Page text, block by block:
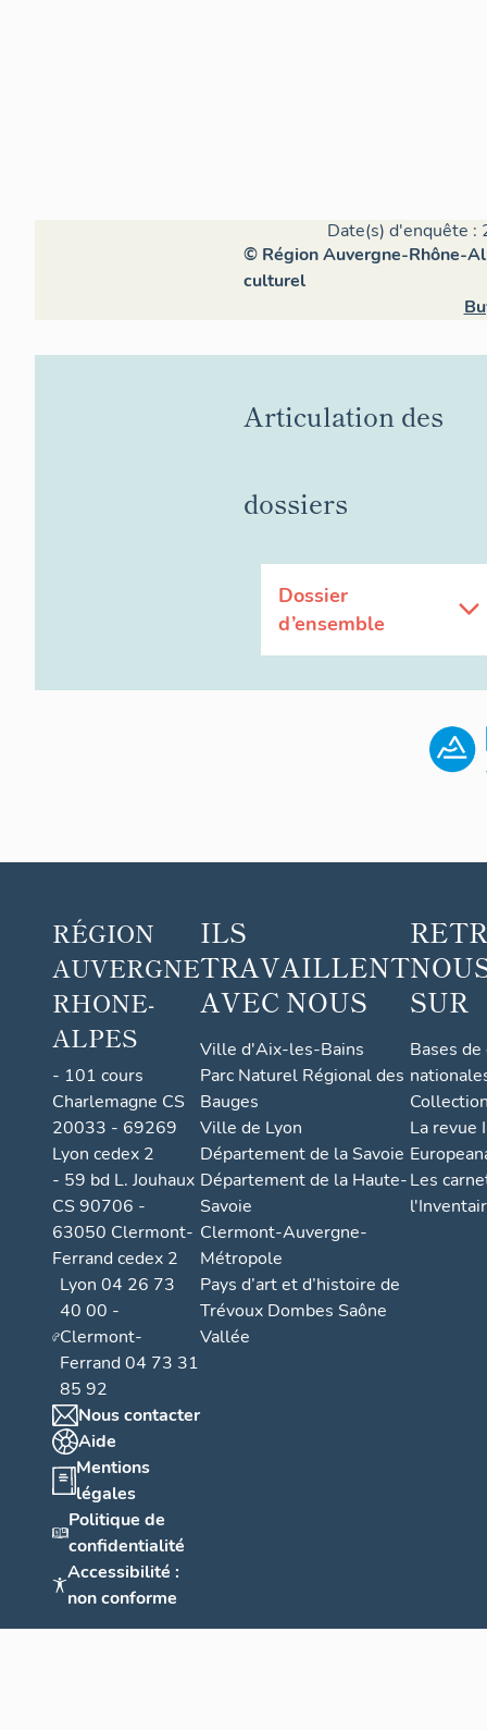
Date(s) d'enquête :
© Région Auvergne-Rhône-
culturel
Articulation des
dossiers
Dossier
d’ensemble
RÉGION
AUVERGNE
RHONE-
ALPES
- 101 cours
Charlemagne CS
20033 - 69269
Lyon cedex 2
- 59 bd L. Jouhaux
CS 90706 -
63050 Clermont-
Ferrand cedex 2
Lyon 04 26 73
40 00 -
Clermont-
Ferrand 04 73 31
85 92
Nous contacter
Aide
Mentions
légales
Politique de
confidentialité
Accessibilité :
non conforme
ILS
TRAVAILLENT
AVEC NOUS
Ville d'Aix-les-Bains
Parc Naturel Régional des
Bauges
Ville de Lyon
Département de la Savoie
Département de la Haute-
Savoie
Clermont-Auvergne-
Métropole
Pays d’art et d’histoire de
Trévoux Dombes Saône
Vallée
SUR
Bases
La revue
Les